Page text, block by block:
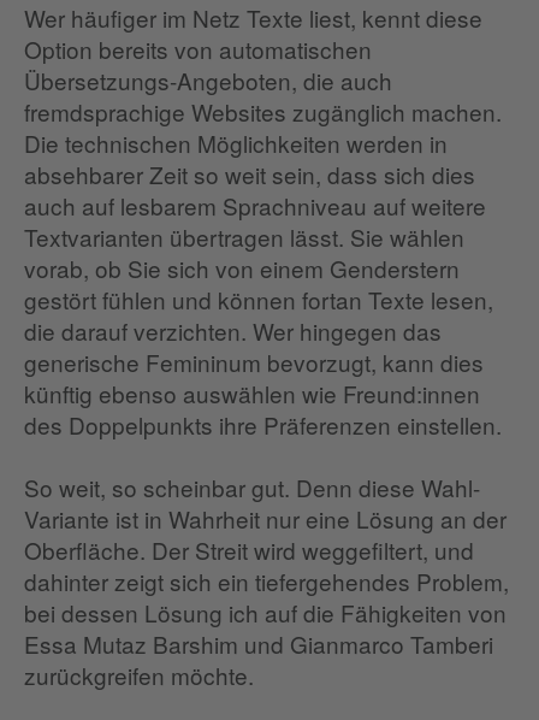
Wer häufiger im Netz Texte liest, kennt diese
Option bereits von automatischen
Übersetzungs-Angeboten, die auch
fremdsprachige Websites zugänglich machen.
Die technischen Möglichkeiten werden in
absehbarer Zeit so weit sein, dass sich dies
auch auf lesbarem Sprachniveau auf weitere
Textvarianten übertragen lässt. Sie wählen
vorab, ob Sie sich von einem Genderstern
gestört fühlen und können fortan Texte lesen,
die darauf verzichten. Wer hingegen das
generische Femininum bevorzugt, kann dies
künftig ebenso auswählen wie Freund:innen
des Doppelpunkts ihre Präferenzen einstellen.
So weit, so scheinbar gut. Denn diese Wahl-
Variante ist in Wahrheit nur eine Lösung an der
Oberfläche. Der Streit wird weggefiltert, und
dahinter zeigt sich ein tiefergehendes Problem,
bei dessen Lösung ich auf die Fähigkeiten von
Essa Mutaz Barshim und Gianmarco Tamberi
zurückgreifen möchte.